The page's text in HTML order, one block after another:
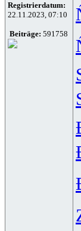
Registrierdatum:
22.11.2023, 07:10
Beiträge: 591758